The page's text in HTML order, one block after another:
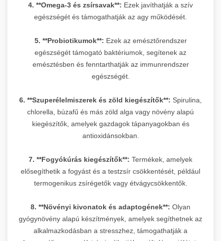
4. **Omega-3 és zsírsavak**: Ezek javíthatják a szív
egészségét és támogathatják az agy működését.
5. **Probiotikumok**: Ezek az emésztőrendszer
egészségét támogató baktériumok, segítenek az
emésztésben és fenntarthatják az immunrendszer
egészségét.
6. **Szuperélelmiszerek és zöld kiegészítők**: Spirulina,
chlorella, búzafű és más zöld alga vagy növény alapú
kiegészítők, amelyek gazdagok tápanyagokban és
antioxidánsokban.
7. **Fogyókúrás kiegészítők**: Termékek, amelyek
elősegíthetik a fogyást és a testzsír csökkentését, például
termogenikus zsírégetők vagy étvágycsökkentők.
8. **Növényi kivonatok és adaptogének**: Olyan
gyógynövény alapú készítmények, amelyek segíthetnek az
alkalmazkodásban a stresszhez, támogathatják a